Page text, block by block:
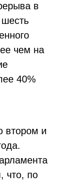
в
чем на
40%
втором и
что, по